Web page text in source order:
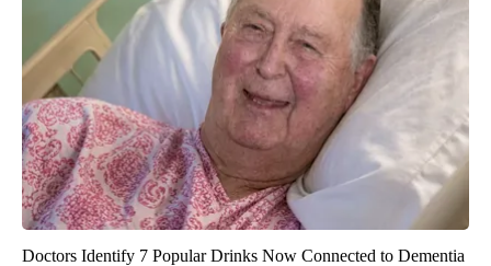
Doctors Identify 7 Popular Drinks Now Connected to Dementia